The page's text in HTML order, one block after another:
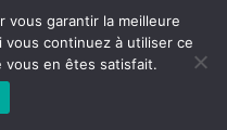
| Site internet réalisé par
vous garantir la meilleure
continuez à utiliser ce
vous en êtes satisfait.